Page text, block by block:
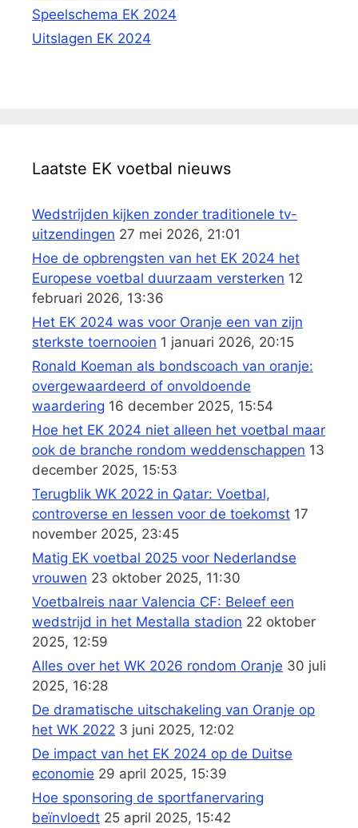
Speelschema EK 2024
Uitslagen EK 2024
Laatste EK voetbal nieuws
Wedstrijden kijken zonder traditionele tv-
uitzendingen 27 mei 2026, 21:01
Hoe de opbrengsten van het EK 2024 het
Europese voetbal duurzaam versterken 12
februari 2026, 13:36
Het EK 2024 was voor Oranje een van zijn
sterkste toernooien 1 januari 2026, 20:15
Ronald Koeman als bondscoach van oranje:
overgewaardeerd of onvoldoende
waardering 16 december 2025, 15:54
Hoe het EK 2024 niet alleen het voetbal maar
ook de branche rondom weddenschappen 13
december 2025, 15:53
Terugblik WK 2022 in Qatar: Voetbal,
controverse en lessen voor de toekomst 17
november 2025, 23:45
Matig EK voetbal 2025 voor Nederlandse
vrouwen 23 oktober 2025, 11:30
Voetbalreis naar Valencia CF: Beleef een
wedstrijd in het Mestalla stadion 22 oktober
2025, 12:59
Alles over het WK 2026 rondom Oranje 30 juli
2025, 16:28
De dramatische uitschakeling van Oranje op
het WK 2022 3 juni 2025, 12:02
De impact van het EK 2024 op de Duitse
economie 29 april 2025, 15:39
Hoe sponsoring de sportfanervaring
beïnvloedt 25 april 2025, 15:42